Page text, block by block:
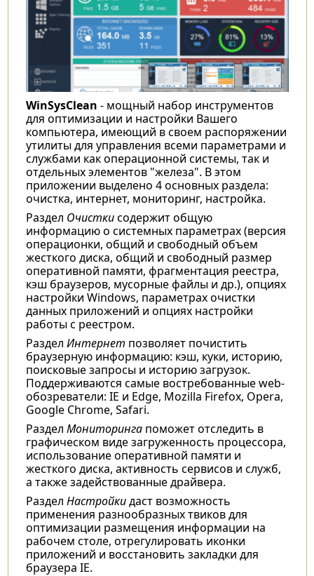
WinSysClean - мощный набор инструментов
для оптимизации и настройки Вашего
компьютера, имеющий в своем распоряжении
утилиты для управления всеми параметрами и
службами как операционной системы, так и
отдельных элементов "железа". В этом
приложении выделено 4 основных раздела:
очистка, интернет, мониторинг, настройка.
Раздел Очисткисодержит общую
информацию о системных параметрах (версия
операционки, общий и свободный объем
жесткого диска, общий и свободный размер
оперативной памяти, фрагментация реестра,
кэш браузеров, мусорные файлы и др.), опциях
настройки Windows, параметрах очистки
данных приложений и опциях настройки
работы с реестром.
Раздел Интернет позволяет почистить
браузерную информацию: кэш, куки, историю,
поисковые запросы и историю загрузок.
Поддерживаются самые востребованные web-
обозреватели: IE и Edge, Mozilla Firefox, Opera,
Google Chrome, Safari.
Раздел Мониторингапоможет отследить в
графическом виде загруженность процессора,
использование оперативной памяти и
жесткого диска, активность сервисов и служб,
а также задействованные драйвера.
Раздел Настройкидаст возможность
применения разнообразных твиков для
оптимизации размещения информации на
рабочем столе, отрегулировать иконки
приложений и восстановить закладки для
браузера IE.